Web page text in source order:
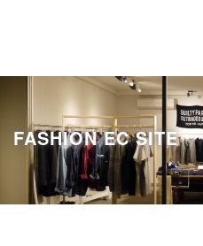
FASHION EC SITE